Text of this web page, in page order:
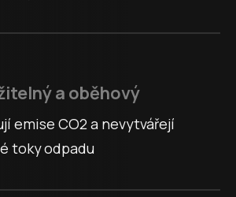
a oběhový
emise CO2 a nevytvářejí
toky odpadu